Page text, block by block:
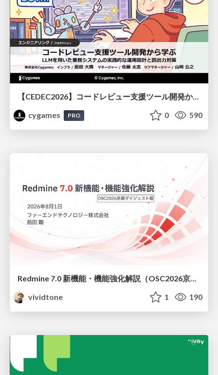
【CEDEC2026】コードレビュー支援ツール開発から学ぶ：LLMを用いた業務システムの実践的な運用設計と誤出力対策
cygames
PRO 0 590
vividtone
1 190